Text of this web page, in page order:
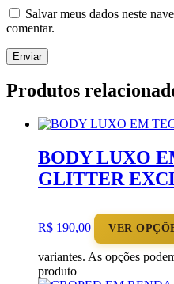
Salvar meus dados neste
comentar.
Produtos
BODY LUXO
GLITTER
R$ 190,00 VER
variantes. As opções
produto